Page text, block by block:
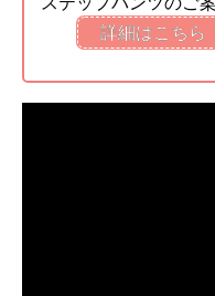
詳細はこちら